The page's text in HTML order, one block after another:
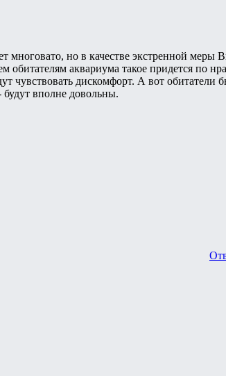
многовато, но в качестве экстренной
обитателям аквариума такое придется по
чувствовать дискомфорт. А вот обитатели
будут вполне довольны.